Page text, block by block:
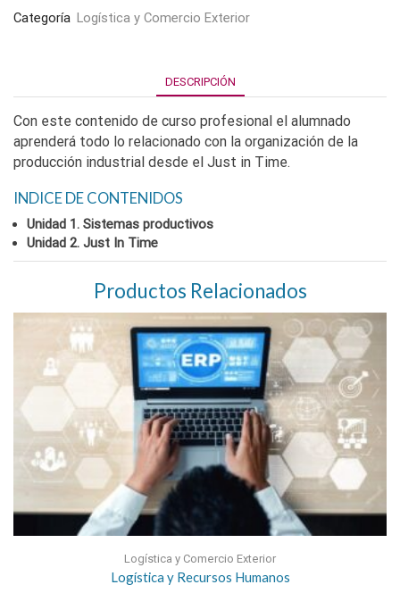
Categoría Logística y Comercio Exterior
DESCRIPCIÓN
Con este contenido de curso profesional el alumnado
aprenderá todo lo relacionado con la organización de la
producción industrial desde el Just in Time.
INDICE DE CONTENIDOS
Unidad 1. Sistemas productivos
Unidad 2. Just In Time
Productos Relacionados
Logística y Comercio Exterior
Logística y Recursos Humanos